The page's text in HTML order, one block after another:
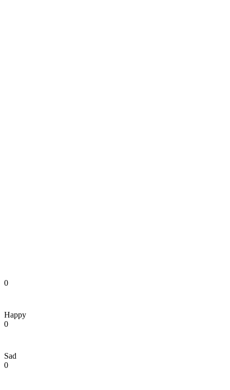
0
Happy
0
Sad
0